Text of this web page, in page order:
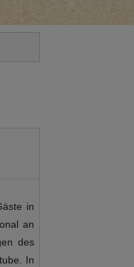
in
an
des
In